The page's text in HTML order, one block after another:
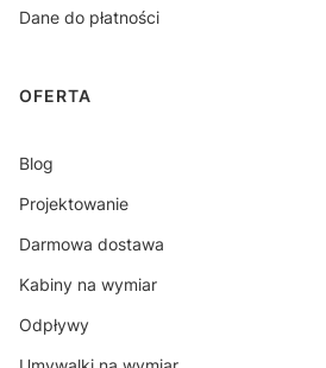
Dane do płatności
OFERTA
Blog
Projektowanie
Darmowa dostawa
Kabiny na wymiar
Odpływy